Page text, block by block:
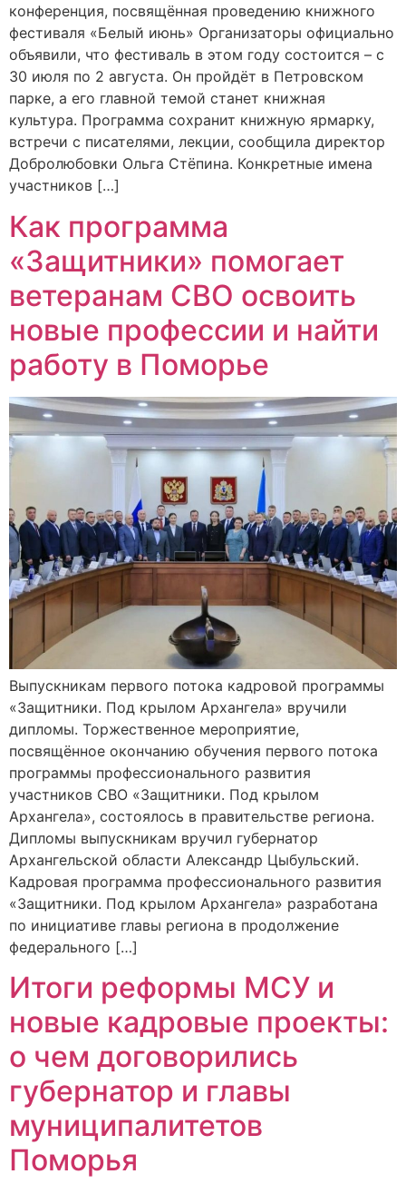
конференция, посвящённая проведению книжного
фестиваля «Белый июнь» Организаторы официально
объявили, что фестиваль в этом году состоится – с
30 июля по 2 августа. Он пройдёт в Петровском
парке, а его главной темой станет книжная
культура. Программа сохранит книжную ярмарку,
встречи с писателями, лекции, сообщила директор
Добролюбовки Ольга Стёпина. Конкретные имена
участников […]
Как программа
«Защитники» помогает
ветеранам СВО освоить
новые профессии и найти
работу в Поморье
Выпускникам первого потока кадровой программы
«Защитники. Под крылом Архангела» вручили
дипломы. Торжественное мероприятие,
посвящённое окончанию обучения первого потока
программы профессионального развития
участников СВО «Защитники. Под крылом
Архангела», состоялось в правительстве региона.
Дипломы выпускникам вручил губернатор
Архангельской области Александр Цыбульский.
Кадровая программа профессионального развития
«Защитники. Под крылом Архангела» разработана
по инициативе главы региона в продолжение
федерального […]
Итоги реформы МСУ и
новые кадровые проекты:
о чем договорились
губернатор и главы
муниципалитетов
Поморья